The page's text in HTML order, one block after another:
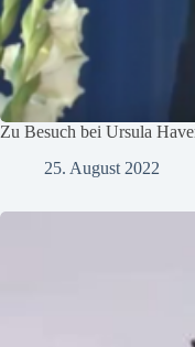
Zu Besuch bei Ursula
25. August 2022